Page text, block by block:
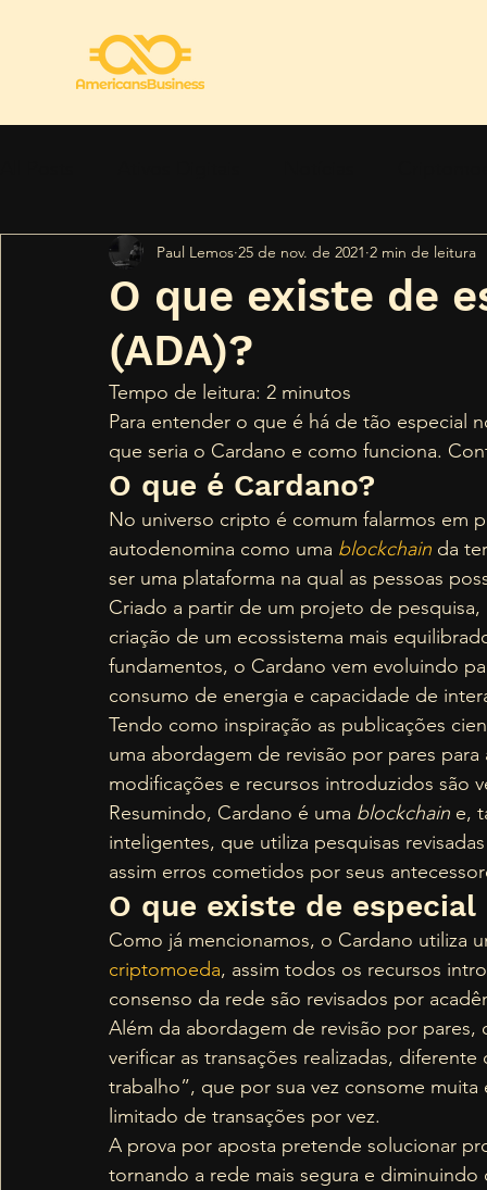
Regulamentação Segurança Tendências
O que existe de
(ADA)?
Paul Lemos 25 de nov. de 2021 2 min de leitura
Tempo de leitura: 2 minutos
Para entender o que é há de tão especial
que seria o Cardano e como funciona.
O que é Cardano?
No universo cripto é comum falarmos em
autodenomina como uma blockchain da
ser uma plataforma na qual as pessoas
Criado a partir de um projeto de
criação de um ecossistema mais
fundamentos, o Cardano vem evoluindo
consumo de energia e capacidade de
Tendo como inspiração as publicações
uma abordagem de revisão por pares
modificações e recursos introduzidos
Resumindo, Cardano é uma blockchain e,
inteligentes, que utiliza pesquisas
assim erros cometidos por seus
O que existe de
Como já mencionamos, o Cardano utiliza
criptomoeda, assim todos os recursos
consenso da rede são revisados por
Além da abordagem de revisão por
verificar as transações realizadas,
trabalho”, que por sua vez consome
limitado de transações por vez.
A prova por aposta pretende solucionar
tornando a rede mais segura e